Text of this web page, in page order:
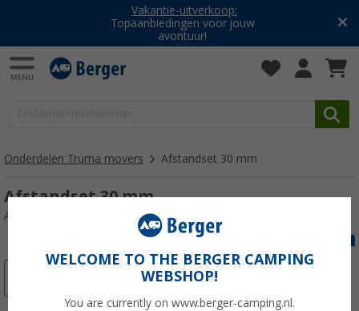
Vakantie-uitverkoop:
Topaanbiedingen voor jouw
avontuur!
Onderdelen Truma movers Afstandset 30 mm
Afstandset 30 mm
Artikelnr: 107160
WELCOME TO THE BERGER CAMPING
WEBSHOP!
You are currently on www.berger-camping.nl.